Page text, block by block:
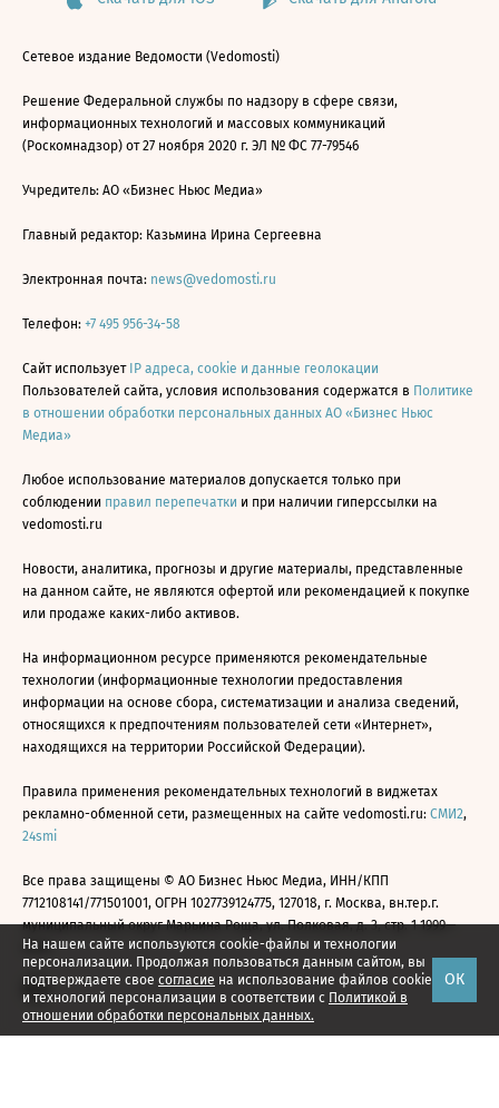
На нашем сайте используются cookie-файлы и технологии
персонализации. Продолжая пользоваться данным сайтом, вы
подтверждаете свое согласие на использование файлов cookie
и технологий персонализации в соответствии с Политикой в
отношении обработки персональных данных.
ОК
Сетевое издание Ведомости (Vedomosti)
Решение Федеральной службы по надзору в сфере связи,
информационных технологий и массовых коммуникаций
(Роскомнадзор) от 27 ноября 2020 г. ЭЛ № ФС 77-79546
Учредитель: АО «Бизнес Ньюс Медиа»
Главный редактор: Казьмина Ирина Сергеевна
Электронная почта: news@vedomosti.ru
Телефон: +7 495 956-34-58
Сайт использует IP адреса, cookie и данные геолокации
Пользователей сайта, условия использования содержатся в Политике
в отношении обработки персональных данных АО «Бизнес Ньюс
Медиа»
Любое использование материалов допускается только при
соблюдении правил перепечатки и при наличии гиперссылки на
vedomosti.ru
Новости, аналитика, прогнозы и другие материалы, представленные
на данном сайте, не являются офертой или рекомендацией к покупке
или продаже каких-либо активов.
На информационном ресурсе применяются рекомендательные
технологии (информационные технологии предоставления
информации на основе сбора, систематизации и анализа сведений,
относящихся к предпочтениям пользователей сети «Интернет»,
находящихся на территории Российской Федерации).
Правила применения рекомендательных технологий в виджетах
рекламно-обменной сети, размещенных на сайте vedomosti.ru: СМИ2,
24smi
Все права защищены © АО Бизнес Ньюс Медиа, ИНН/КПП
7712108141/771501001, ОГРН 1027739124775, 127018, г. Москва, вн.тер.г.
муниципальный округ Марьина Роща, ул. Полковая, д. 3, стр. 1 1999—
2026